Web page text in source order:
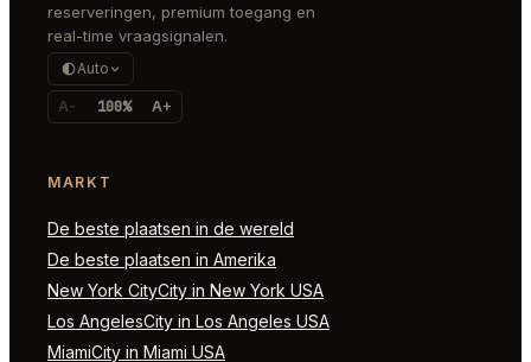
reserveringen, premium toegang en
real-time vraagsignalen.
Auto
A- 100% A+
MARKT
De beste plaatsen in de wereld
De beste plaatsen in Amerika
New York CityCity in New York USA
Los AngelesCity in Los Angeles USA
MiamiCity in Miami USA